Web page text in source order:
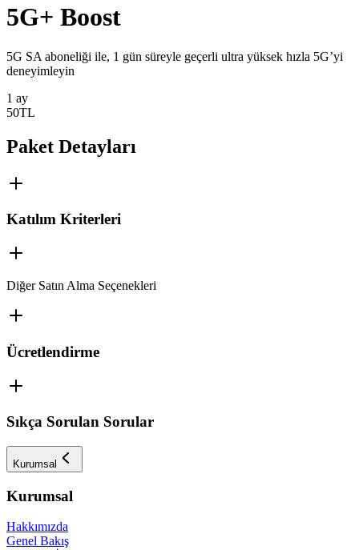
5G+ Boost
​​5G SA aboneliği ile, 1 gün süreyle geçerli ultra yüksek hızla 5G’yi
deneyimleyin​
1 ay
50TL
Paket Detayları
Katılım Kriterleri
Diğer Satın Alma Seçenekleri
Ücretlendirme
Sıkça Sorulan Sorular
Kurumsal
Kurumsal
Hakkımızda
Genel Bakış